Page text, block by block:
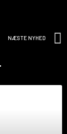
NÆSTE NYHED